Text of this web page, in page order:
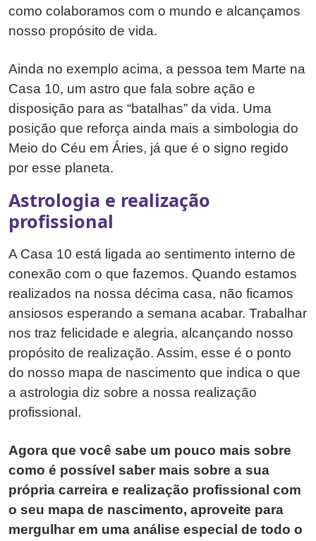
como colaboramos com o mundo e alcançamos
nosso propósito de vida.
Ainda no exemplo acima, a pessoa tem Marte na
Casa 10, um astro que fala sobre ação e
disposição para as “batalhas” da vida. Uma
posição que reforça ainda mais a simbologia do
Meio do Céu em Áries, já que é o signo regido
por esse planeta.
Astrologia e realização
profissional
A Casa 10 está ligada ao sentimento interno de
conexão com o que fazemos. Quando estamos
realizados na nossa décima casa, não ficamos
ansiosos esperando a semana acabar. Trabalhar
nos traz felicidade e alegria, alcançando nosso
propósito de realização. Assim, esse é o ponto
do nosso mapa de nascimento que indica o que
a astrologia diz sobre a nossa realização
profissional.
Agora que você sabe um pouco mais sobre
como é possível saber mais sobre a sua
própria carreira e realização profissional com
o seu mapa de nascimento, aproveite para
mergulhar em uma análise especial de todo o